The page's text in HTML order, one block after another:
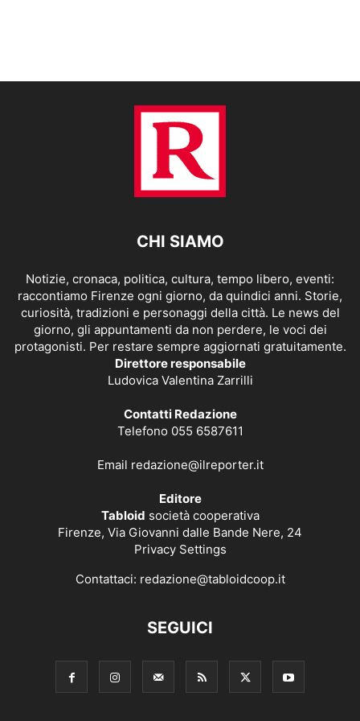
CHI SIAMO
Notizie, cronaca, politica, cultura, tempo libero, eventi:
raccontiamo Firenze ogni giorno, da quindici anni. Storie,
curiosità, tradizioni e personaggi della città. Le news del
giorno, gli appuntamenti da non perdere, le voci dei
protagonisti. Per restare sempre aggiornati gratuitamente.
Direttore responsabile
Ludovica Valentina Zarrilli
Contatti Redazione
Telefono 055 6587611
Email redazione@ilreporter.it
Editore
Tabloid società cooperativa
Firenze, Via Giovanni dalle Bande Nere, 24
Privacy Settings
Contattaci: redazione@tabloidcoop.it
SEGUICI